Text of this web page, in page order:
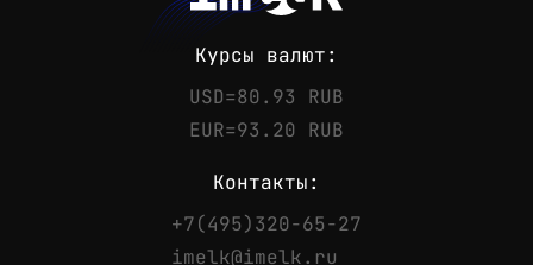
Контакты
Курсы валют:
USD=80.93 RUB
EUR=93.20 RUB
Контакты:
+7(495)320-65-27
imelk@imelk.ru